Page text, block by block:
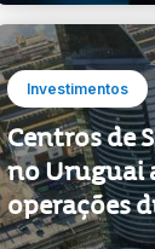
Investimentos
Centros de
no Uruguai
operações